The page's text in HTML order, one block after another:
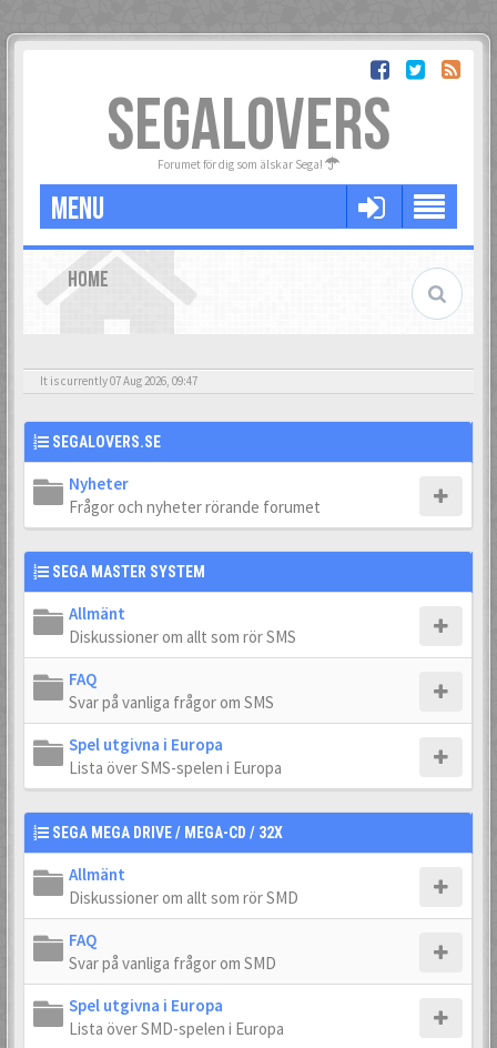
SEGALOVERS
Forumet för dig som älskar Sega!
MENU
HOME
It is currently 07 Aug 2026, 09:47
SEGALOVERS.SE
Nyheter
Frågor och nyheter rörande forumet
SEGA MASTER SYSTEM
Allmänt
Diskussioner om allt som rör SMS
FAQ
Svar på vanliga frågor om SMS
Spel utgivna i Europa
Lista över SMS-spelen i Europa
SEGA MEGA DRIVE / MEGA-CD / 32X
Allmänt
Diskussioner om allt som rör SMD
FAQ
Svar på vanliga frågor om SMD
Spel utgivna i Europa
Lista över SMD-spelen i Europa